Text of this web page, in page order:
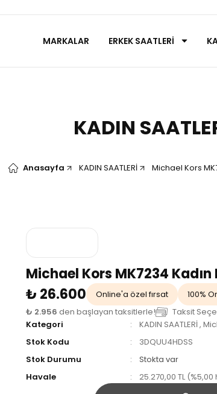
MARKALAR ERKEK SAATLERİ
KADIN
Anasayfa KADIN SAATLERİ Michael Kors
Michael Kors MK7234
₺ 26.600
Online'a özel fırsat 100%
₺ 2.956 den başlayan taksitlerle!
Taksit
Kategori
KADIN SAATLERİ,
Stok Kodu
3DQUU4HDSS
Stok Durumu
Stokta var
Havale
25.270,00 TL